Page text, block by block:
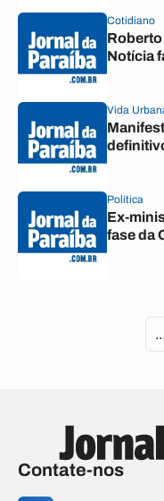
Cotidiano
Notícia
Vida
Política
Ex-
fase da
...
Contate-nos